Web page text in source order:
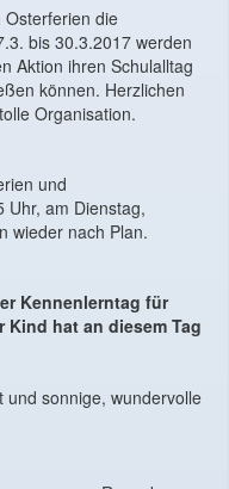
Osterferien die
bis 30.3.2017 werden
Aktion ihren Schulalltag
können. Herzlichen
Organisation.
und
Uhr, am Dienstag,
wieder nach Plan.
Kennenlerntag für
hat an diesem Tag
und sonnige, wundervolle